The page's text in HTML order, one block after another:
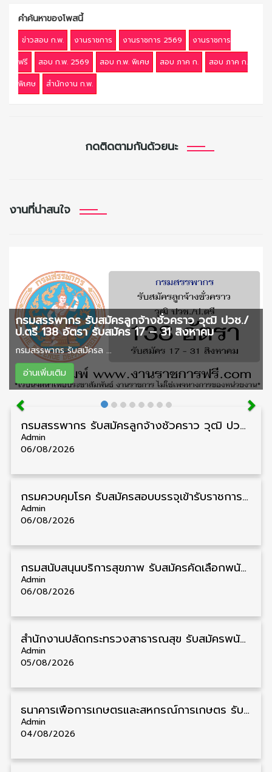
คำค้นหาของโพสนี้
ข่าวสอบ ก.พ. งานราชการ งานราชการ 2569
งานราชการ
ฟรี
สอบ ก.พ. 2569 สอบ ก.พ. พิเศษ สอบ ภาค ก.
สอบ ภาค ก.
พิเศษ
สำนักงาน ก.พ.
กดติดตามกันด้วยนะ
งานที่น่าสนใจ
กรมสรรพากร รับสมัครลูกจ้างชั่วคราว วุฒิ ปวช./
ป.ตรี 138 อัตรา รับสมัคร 17 – 31 สิงหาคม
กรมสรรพากร รับสมัครล ...
อ่านเพิ่มเติม
กรมสรรพากร รับสมัครลูกจ้างชั่วคราว วุฒิ ปวช./ป.ตรี 138 อัตรา รับสมัคร 17 – 31 สิงหาคม
Admin
06/08/2026
กรมควบคุมโรค รับสมัครสอบบรรจุเข้ารับราชการ วุฒิ ปวส./ป.ตรี 17 อัตรา รับสมัคร 17 สิงหาคม – 4 กันยายน
Admin
06/08/2026
กรมสนับสนุนบริการสุขภาพ รับสมัครคัดเลือกพนักงานราชการ วุฒิ ปวส./ป.ตรี 13 อัตรา รับสมัคร 11 – 20 สิงหาคม
Admin
06/08/2026
สำนักงานปลัดกระทรวงสาธารณสุข รับสมัครพนักงานราชการรูปแบบพิเศษ วุฒิ ปวส./ป.ตรี 102 อัตรา รับสมัคร 17 – 28 สิงหาคม
Admin
05/08/2026
ธนาคารเพื่อการเกษตรและสหกรณ์การเกษตร รับสมัครบุคคลเพื่อเป็นผู้ช่วยพนักงาน วุฒิ ป.ตรี 5 อัตรา รับสมัคร 4 – 14 สิงหาคม
Admin
04/08/2026